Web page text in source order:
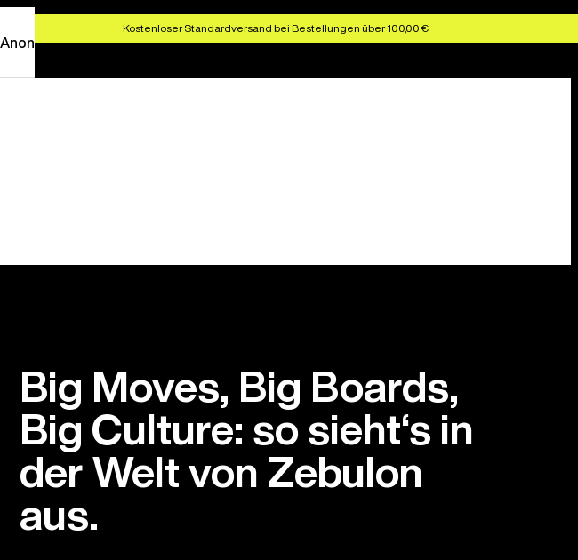
Kostenloser Standardversand bei Bestellungen über 100,00 €
Anon
Big Moves, Big Boards,
Big Culture: so sieht‘s in
der Welt von Zebulon
aus.